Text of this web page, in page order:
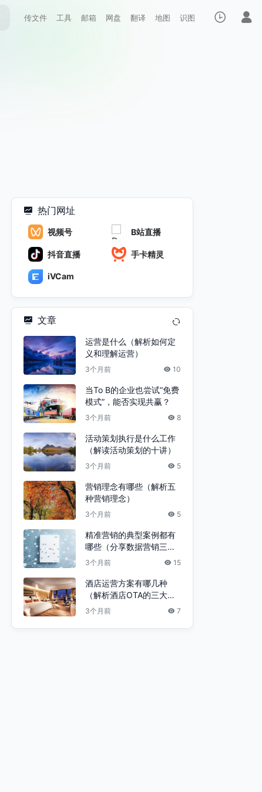
传文件 工具 邮箱 网盘 翻译 地图 识图
热门网址
视频号 B站直播
抖音直播 手卡精灵
iVCam
文章
运营是什么（解析如何定
义和理解运营）
3个月前 10
当To B的企业也尝试“免费
模式”，能否实现共赢？
3个月前 8
活动策划执行是什么工作
（解读活动策划的十讲）
3个月前 5
营销理念有哪些（解析五
种营销理念）
3个月前 5
精准营销的典型案例都有
哪些（分享数据营销三步
走）
3个月前 15
酒店运营方案有哪几种
（解析酒店OTA的三大运
营模式）
3个月前 7